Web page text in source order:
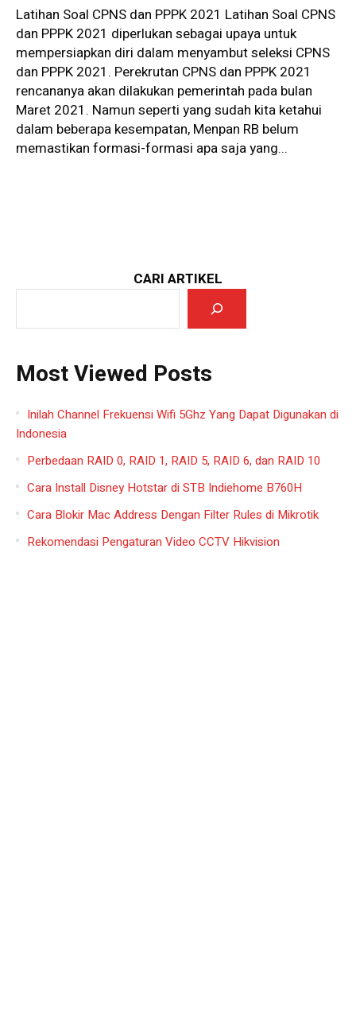
Latihan Soal CPNS dan PPPK 2021 Latihan Soal CPNS
dan PPPK 2021 diperlukan sebagai upaya untuk
mempersiapkan diri dalam menyambut seleksi CPNS
dan PPPK 2021. Perekrutan CPNS dan PPPK 2021
rencananya akan dilakukan pemerintah pada bulan
Maret 2021. Namun seperti yang sudah kita ketahui
dalam beberapa kesempatan, Menpan RB belum
memastikan formasi-formasi apa saja yang...
CARI ARTIKEL
Most Viewed Posts
Inilah Channel Frekuensi Wifi 5Ghz Yang Dapat Digunakan di
Indonesia
Perbedaan RAID 0, RAID 1, RAID 5, RAID 6, dan RAID 10
Cara Install Disney Hotstar di STB Indiehome B760H
Cara Blokir Mac Address Dengan Filter Rules di Mikrotik
Rekomendasi Pengaturan Video CCTV Hikvision